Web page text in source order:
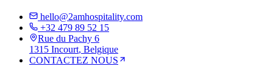
hello@2amhospitality.com
+32 479 89 52 15
Rue du Pachy 6
1315 Incourt, Belgique
CONTACTEZ NOUS